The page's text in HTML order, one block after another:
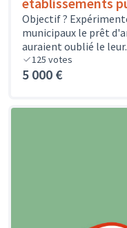
Objectif ?
municipaux le prêt
auraient oublié le leur.
125 votes
5 000 €